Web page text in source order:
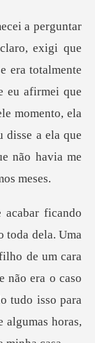
era totalmente
eu afirmei que
momento, ela
de um cara
não era o caso